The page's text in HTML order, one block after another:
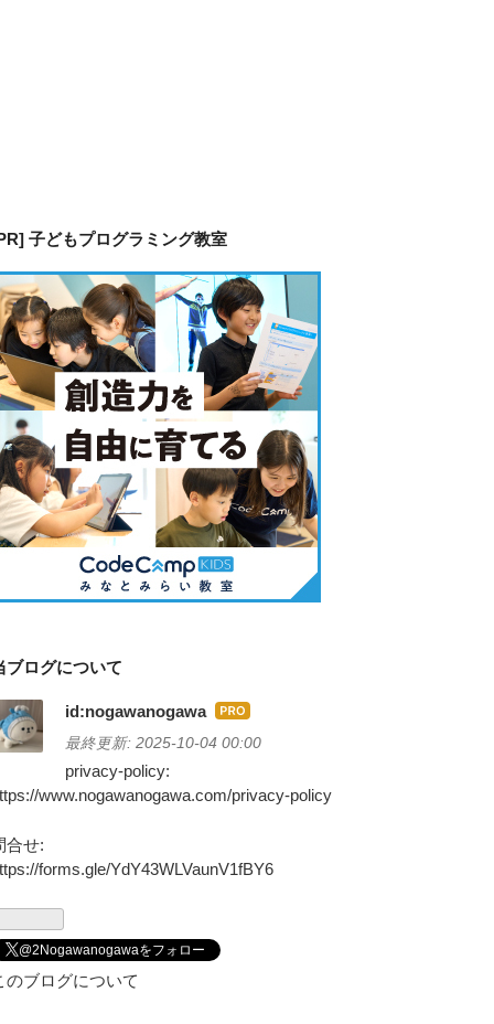
子どもプログラミング教室
ブログについて
id:nogawanogawa はて
なブ
Pro
最終更新: 2025-10-04 00:00
privacy-policy:
www.nogawanogawa.com/privacy-policy
合せ:
forms.gle/YdY43WLVaunV1fBY6
@2Nogawanogawaをフォロー
のブログについて